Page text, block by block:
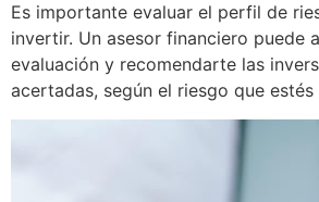
Es importante evaluar el perfil de
invertir. Un asesor financiero puede
evaluación y recomendarte las
acertadas, según el riesgo que